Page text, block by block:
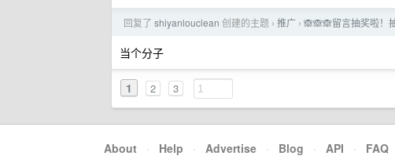
回复了 shiyanlouclean 创建的主题 › 推广 › 🙈🙈🙈留言抽奖啦！
当个分子
1 2 3
About · Help · Advertise · Blog · API · FAQ